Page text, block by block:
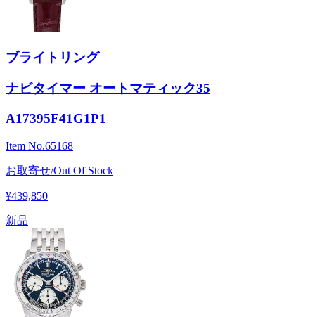
ブライトリング
ナビタイマー オートマティック35
A17395F41G1P1
Item No.65168
お取寄せ/Out Of Stock
¥439,850
新品